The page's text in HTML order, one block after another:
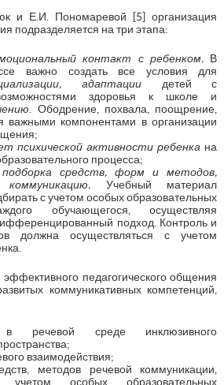
и Е.И. Пономаревой [5] организация
подразделяется на три этапа:
контакт с ребенком. В
важно создать все условия для
адаптации детей с
здоровья к школе и
. Ободрение, похвала, поощрение,
важными компонентами в организации
психической активности ребенка на
процесса;
подборка средств, форм и методов,
Учебный материал
с учетом особых образовательных
обучающегося, осуществляя
подход. Контроль и
должна осуществляться с учетом
педагогического общения
коммуникативных компетенций,
в речевой среде инклюзивного
взаимодействия;
методов речевой коммуникации,
особых образовательных